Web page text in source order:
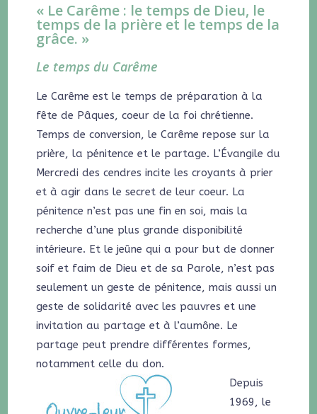
« Le Carême : le temps de Dieu, le
temps de la prière et le temps de la
grâce. »
Le temps du Carême
Le Carême est le temps de préparation à la
fête de Pâques, coeur de la foi chrétienne.
Temps de conversion, le Carême repose sur la
prière, la pénitence et le partage. L’Évangile du
Mercredi des cendres incite les croyants à prier
et à agir dans le secret de leur coeur. La
pénitence n’est pas une fin en soi, mais la
recherche d’une plus grande disponibilité
intérieure. Et le jeûne qui a pour but de donner
soif et faim de Dieu et de sa Parole, n’est pas
seulement un geste de pénitence, mais aussi un
geste de solidarité avec les pauvres et une
invitation au partage et à l’aumône. Le
partage peut prendre différentes formes,
notamment celle du don.
Depuis
1969, le